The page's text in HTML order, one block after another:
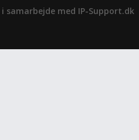
samarbejde med IP-Support.dk